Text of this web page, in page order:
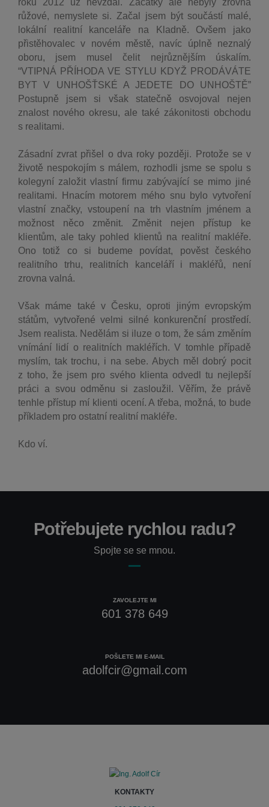
roku 2012 už nevzdal. Začátky ale nebyly zrovna
růžové, nemyslete si. Začal jsem být součástí malé,
lokální realitní kanceláře na Kladně. Ovšem jako
přistěhovalec v novém městě, navíc úplně neznalý
oboru, jsem musel čelit nejrůznějším úskalím.
“VTIPNÁ PŘÍHODA VE STYLU KDYŽ PRODÁVÁTE
BYT V UNHOŠŤSKÉ A JEDETE DO UNHOŠTĚ”
Postupně jsem si však statečně osvojoval nejen
znalost nového okresu, ale také zákonitosti obchodu
s realitami.
Zásadní zvrat přišel o dva roky později. Protože se v
životě nespokojím s málem, rozhodli jsme se spolu s
kolegyní založit vlastní firmu zabývající se mimo jiné
realitami. Hnacím motorem mého snu bylo vytvoření
vlastní značky, vstoupení na trh vlastním jménem a
možnost něco změnit. Změnit nejen přístup ke
klientům, ale taky pohled klientů na realitní makléře.
Ono totiž co si budeme povídat, pověst českého
realitního trhu, realitních kanceláří i makléřů, není
zrovna valná.
Však máme také v Česku, oproti jiným evropským
státům, vytvořené velmi silné konkurenční prostředí.
Jsem realista. Nedělám si iluze o tom, že sám změním
vnímání lidí o realitních makléřích. V tomhle případě
myslím, tak trochu, i na sebe. Abych měl dobrý pocit
z toho, že jsem pro svého klienta odvedl tu nejlepší
práci a svou odměnu si zasloužil. Věřím, že právě
tenhle přístup mí klienti ocení. A třeba, možná, to bude
příkladem pro ostatní realitní makléře.
Kdo ví.
Potřebujete rychlou radu?
Spojte se se mnou.
ZAVOLEJTE MI
601 378 649
POŠLETE MI E-MAIL
adolfcir@gmail.com
KONTAKTY